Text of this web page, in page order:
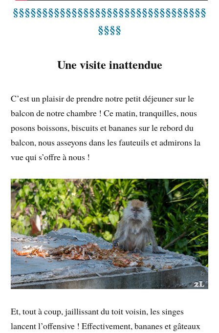
§§§§§§§§§§§§§§§§§§§§§§§§§§§§§§§§§
§§§§
Une visite inattendue
C’est un plaisir de prendre notre petit déjeuner sur le
balcon de notre chambre ! Ce matin, tranquilles, nous
posons boissons, biscuits et bananes sur le rebord du
balcon, nous asseyons dans les fauteuils et admirons la
vue qui s’offre à nous !
Et, tout à coup, jaillissant du toit voisin, les singes
lancent l’offensive ! Effectivement, bananes et gâteaux